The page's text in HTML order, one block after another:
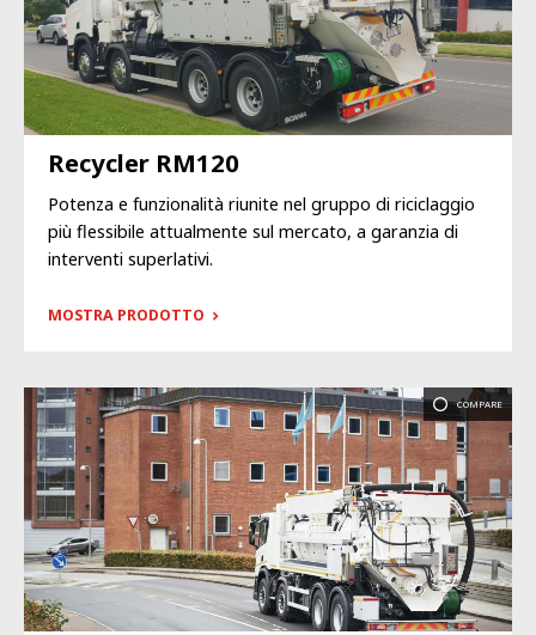
Recycler RM120
Potenza e funzionalità riunite nel gruppo di riciclaggio
più flessibile attualmente sul mercato, a garanzia di
interventi superlativi.
MOSTRA PRODOTTO
COMPARE